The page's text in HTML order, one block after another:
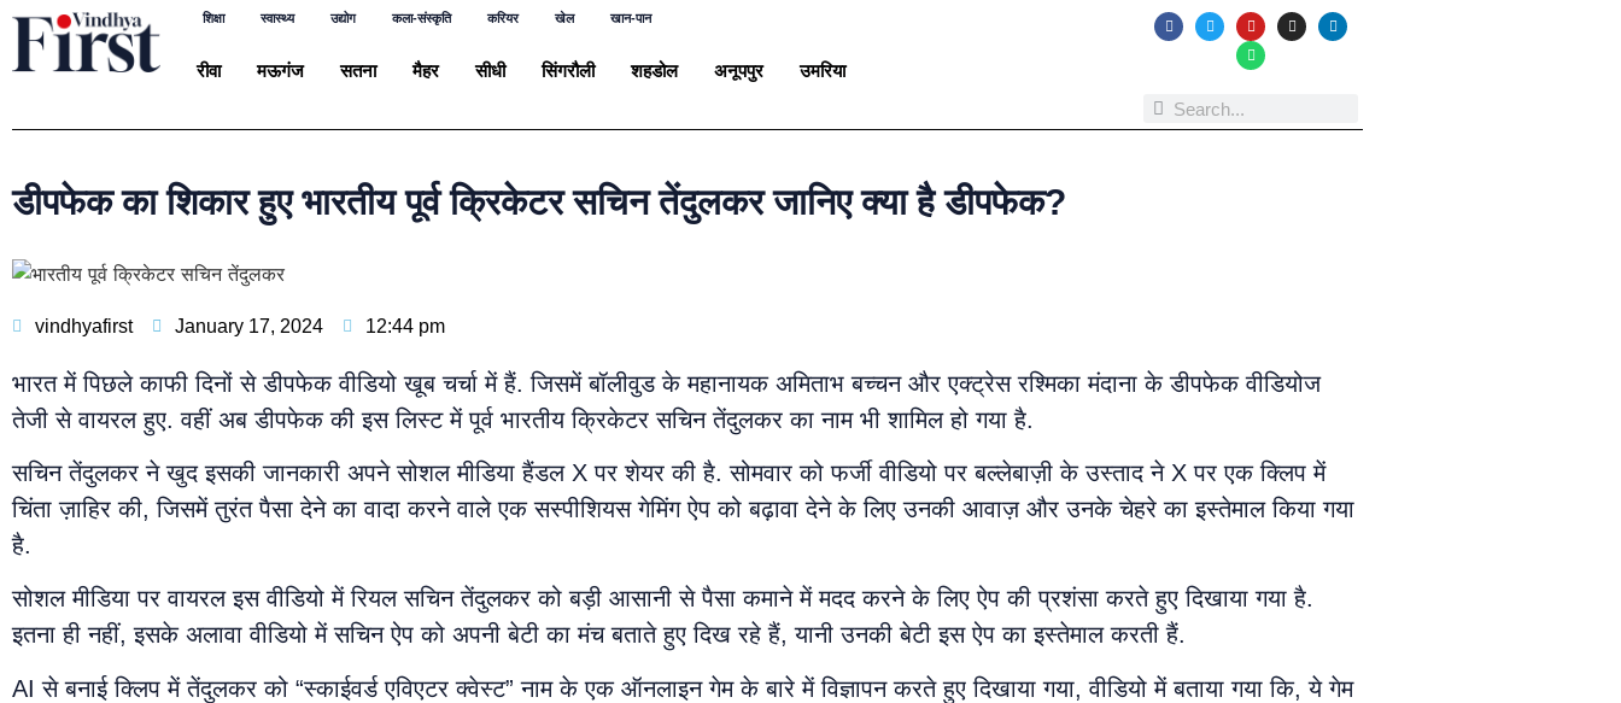
शिक्षा स्वास्थ्य उद्योग कला-संस्कृति करियर खेल खान-पान
रीवा मऊगंज सतना मैहर सीधी सिंगरौली शहडोल अनूपपुर उमरिया
डीपफेक का शिकार हुए भारतीय पूर्व क्रिकेटर सचिन तेंदुलकर जानिए क्या है डीपफेक?
vindhyafirst January 17, 2024 12:44 pm
भारत में पिछले काफी दिनों से डीपफेक वीडियो खूब चर्चा में हैं. जिसमें बॉलीवुड के महानायक अमिताभ बच्चन और एक्ट्रेस रश्मिका मंदाना के डीपफेक वीडियोज
तेजी से वायरल हुए. वहीं अब डीपफेक की इस लिस्ट में पूर्व भारतीय क्रिकेटर सचिन तेंदुलकर का नाम भी शामिल हो गया है.
सचिन तेंदुलकर ने खुद इसकी जानकारी अपने सोशल मीडिया हैंडल X पर शेयर की है. सोमवार को फर्जी वीडियो पर बल्लेबाज़ी के उस्ताद ने X पर एक क्लिप में
चिंता ज़ाहिर की, जिसमें तुरंत पैसा देने का वादा करने वाले एक सस्पीशियस गेमिंग ऐप को बढ़ावा देने के लिए उनकी आवाज़ और उनके चेहरे का इस्तेमाल किया गया
है.
सोशल मीडिया पर वायरल इस वीडियो में रियल सचिन तेंदुलकर को बड़ी आसानी से पैसा कमाने में मदद करने के लिए ऐप की प्रशंसा करते हुए दिखाया गया है.
इतना ही नहीं, इसके अलावा वीडियो में सचिन ऐप को अपनी बेटी का मंच बताते हुए दिख रहे हैं, यानी उनकी बेटी इस ऐप का इस्तेमाल करती हैं.
AI से बनाई क्लिप में तेंदुलकर को “स्काईवर्ड एविएटर क्वेस्ट” नाम के एक ऑनलाइन गेम के बारे में विज्ञापन करते हुए दिखाया गया, वीडियो में बताया गया कि, ये गेम